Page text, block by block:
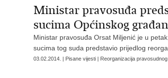
Ministar pravosuđa
sucima Općinskog
Ministar pravosuđa Orsat Miljenić je u
sucima tog suda predstavio prijedlog
03.02.2014. | Pisane vijesti | Reorganizacija